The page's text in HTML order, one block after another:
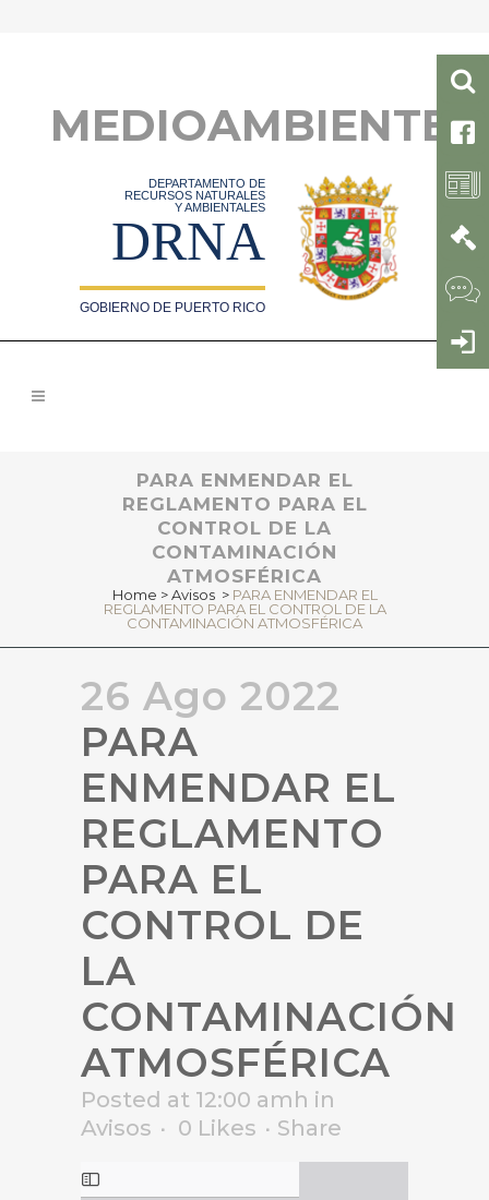
MEDIOAMBIENTE
DEPARTAMENTO DE
RECURSOS NATURALES
Y AMBIENTALES
DRNA
GOBIERNO DE PUERTO RICO
PARA ENMENDAR EL
REGLAMENTO PARA EL
CONTROL DE LA
CONTAMINACIÓN
ATMOSFÉRICA
Home >Avisos > PARA ENMENDAR EL
REGLAMENTO PARA EL CONTROL DE LA
CONTAMINACIÓN ATMOSFÉRICA
26 Ago 2022
PARA
ENMENDAR EL
REGLAMENTO
PARA EL
CONTROL DE
LA
CONTAMINACIÓN
ATMOSFÉRICA
Posted at 12:00 amh in
Avisos
0 Likes Share